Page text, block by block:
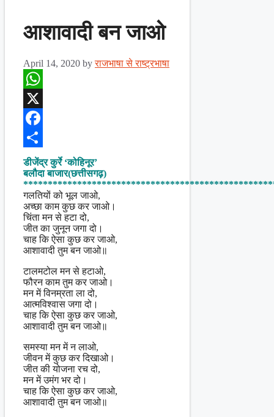
आशावादी बन जाओ
April 14, 2020 byराजभाषा से राष्ट्रभाषा
WhatsApp
X
Facebook
Share
डीजेंद्र कुर्रे ‘कोहिनूर’
बलौदा बाजार(छत्तीसगढ़)
गलतियों को भूल जाओ,
अच्छा काम कुछ कर जाओ।
चिंता मन से हटा दो,
जीत का जुनून जगा दो।
चाह कि ऐसा कुछ कर जाओ,
आशावादी तुम बन जाओ॥
टालमटोल मन से हटाओ,
फौरन काम तुम कर जाओ।
मन में विनम्रता ला दो,
आत्मविश्वास जगा दो।
चाह कि ऐसा कुछ कर जाओ,
आशावादी तुम बन जाओ॥
समस्या मन में न लाओ,
जीवन में कुछ कर दिखाओ।
जीत की योजना रच दो,
मन में उमंग भर दो।
चाह कि ऐसा कुछ कर जाओ,
आशावादी तुम बन जाओ॥